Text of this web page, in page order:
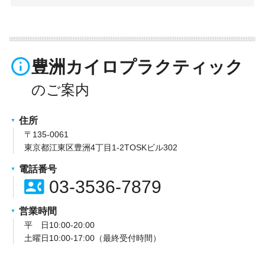
info_outline豊洲カイロプラクティック
住所
〒135-0061
東京都江東区豊洲4丁目1-2TOSKビル302
電話番号
contact_phone03-3536-7879
営業時間
平 日10:00-20:00
土曜日10:00-17:00（最終受付時間）